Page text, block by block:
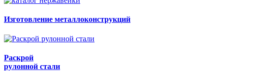
Изготовление металлоконструкций
Раскрой
рулонной стали